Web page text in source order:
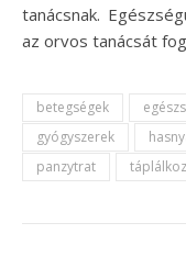
tanácsnak.
az orvos tanácsát
betegségek
gyógyszerek
panzytrat